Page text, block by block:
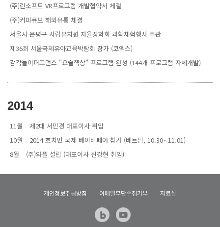
(주)린소프트 VR프로그램 개발협약서 체결
(주)커피큐브 해외유통 체결
서울시 은평구 사립유치원 자율장학회 과학체험행사 주관
제36회 서울국제유아교육박람회 참가 (코엑스)
감각놀이퍼포먼스 "요술책상" 프로그램 완성 (144개 프로그램 자체개발)
2014
11월
제2대 서민경 대표이사 취임
10월
2014 호치민 국제 베이비페어 참가 (베트남, 10.30∼11.01)
8월
(주)와플 설립 (대표이사 신강현 취임)
개인정보취급방침 이메일무단수집거부 자료실